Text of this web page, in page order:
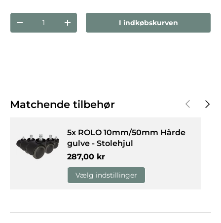
Reducer mængdenForøg mængdenI indkøbskurven
Matchende tilbehør Forrige
5x ROLO 10mm/50mm Hårde
gulve - Stolehjul
Normalpris
287,00 kr
Vælg indstillinger